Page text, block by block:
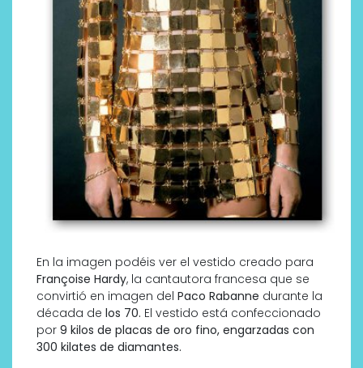
En la imagen podéis ver el vestido creado para
Françoise Hardy, la cantautora francesa que se
convirtió en imagen del Paco Rabanne durante la
década de los 70. El vestido está confeccionado
por 9 kilos de placas de oro fino, engarzadas con
300 kilates de diamantes.